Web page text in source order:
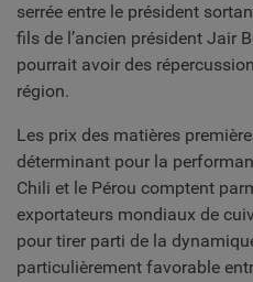
serrée entre le président
fils de l’ancien président Jair
pourrait avoir des
région.
Les prix des matières
déterminant pour la
Chili et le Pérou comptent
exportateurs mondiaux de
pour tirer parti de la
particulièrement favorable